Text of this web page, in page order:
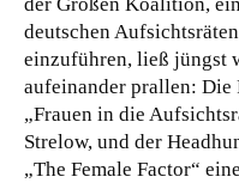
deutschen
einzuführen, ließ jüngst
aufeinander prallen:
„Frauen in die
Strelow, und der
„The Female Factor“